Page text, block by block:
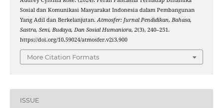
Sosial dan Komunikasi Masyarakat Indonesia dalam Pembangunan
Yang Adil dan Berkelanjutan. Atmosfer: Jurnal Pendidikan, Bahasa,
Sastra, Seni, Budaya, Dan Sosial Humaniora, 2(3), 240–251.
https://doi.org/10.59024/atmosfer.v2i3.900
More Citation Formats
ISSUE